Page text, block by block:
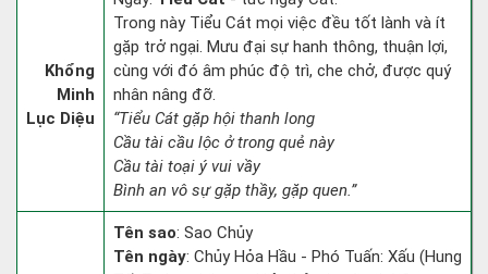
Khổng
Minh
Lục Diệu
Trong này Tiểu Cát mọi việc đều tốt lành và ít
gặp trở ngại. Mưu đại sự hanh thông, thuận lợi,
cùng với đó âm phúc độ trì, che chở, được quý
nhân nâng đỡ.
“Tiểu Cát gặp hội thanh long
Cầu tài cầu lộc ở trong quẻ này
Cầu tài toại ý vui vầy
Bình an vô sự gặp thầy, gặp quen.”
Tên sao: Sao Chủy
Tên ngày: Chủy Hỏa Hầu - Phó Tuấn: Xấu (Hung